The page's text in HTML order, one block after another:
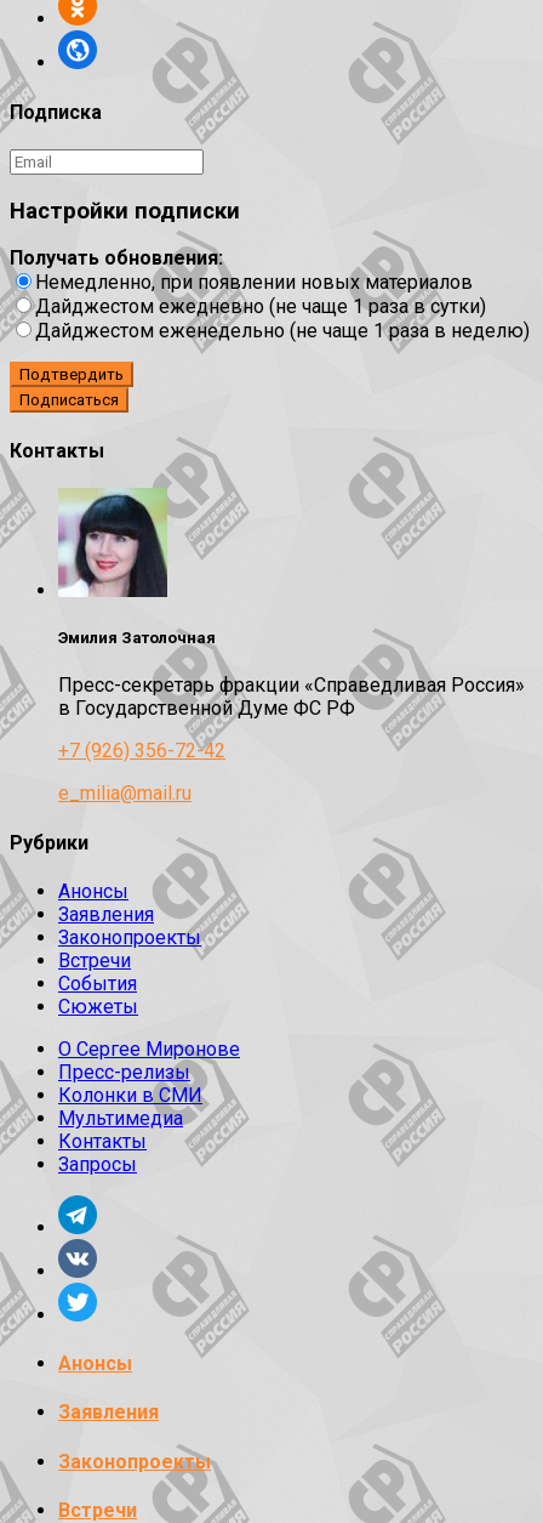
Подписка
Настройки подписки
Получать обновления:
Немедленно, при появлении новых материалов
Дайджестом ежедневно (не чаще 1 раза в сутки)
Дайджестом еженедельно (не чаще 1 раза в неделю)
Подтвердить
Контакты
Эмилия Затолочная
Пресс-секретарь фракции «Справедливая Россия»
в Государственной Думе ФС РФ
+7 (926) 356-72-42
e_milia@mail.ru
Рубрики
Анонсы
Заявления
Законопроекты
Встречи
События
Сюжеты
О Сергее Миронове
Пресс-релизы
Колонки в СМИ
Мультимедиа
Контакты
Запросы
Анонсы
Заявления
Законопроекты
Встречи